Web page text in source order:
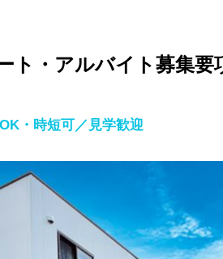
ト・アルバイト募集
・時短可／見学歓迎